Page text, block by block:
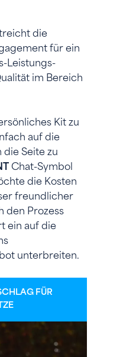
die
für ein
Leistungs-
im Bereich
Kit zu
auf die
die Seite zu
Chat-Symbol
die Kosten
freundlicher
den Prozess
ein auf die
unterbreiten.
FÜR